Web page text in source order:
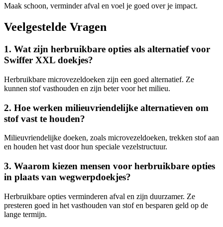
Maak schoon, verminder afval en voel je goed over je impact.
Veelgestelde Vragen
1. Wat zijn herbruikbare opties als alternatief voor
Swiffer XXL doekjes?
Herbruikbare microvezeldoeken zijn een goed alternatief. Ze
kunnen stof vasthouden en zijn beter voor het milieu.
2. Hoe werken milieuvriendelijke alternatieven om
stof vast te houden?
Milieuvriendelijke doeken, zoals microvezeldoeken, trekken stof aan
en houden het vast door hun speciale vezelstructuur.
3. Waarom kiezen mensen voor herbruikbare opties
in plaats van wegwerpdoekjes?
Herbruikbare opties verminderen afval en zijn duurzamer. Ze
presteren goed in het vasthouden van stof en besparen geld op de
lange termijn.